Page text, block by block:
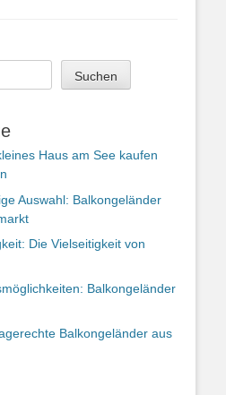
Suchen
Haus am See kaufen
Auswahl: Balkongeländer
Die Vielseitigkeit von
Balkongeländer
Balkongeländer aus